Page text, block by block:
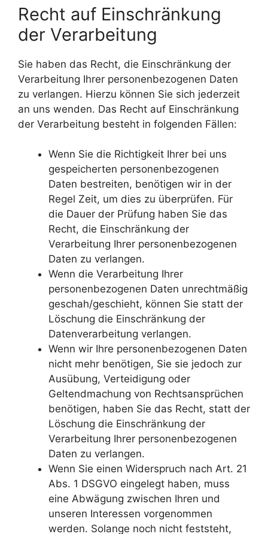
Recht auf Einschränkung
der Verarbeitung
Sie haben das Recht, die Einschränkung der
Verarbeitung Ihrer personenbezogenen Daten
zu verlangen. Hierzu können Sie sich jederzeit
an uns wenden. Das Recht auf Einschränkung
der Verarbeitung besteht in folgenden Fällen:
Wenn Sie die Richtigkeit Ihrer bei uns
gespeicherten personenbezogenen
Daten bestreiten, benötigen wir in der
Regel Zeit, um dies zu überprüfen. Für
die Dauer der Prüfung haben Sie das
Recht, die Einschränkung der
Verarbeitung Ihrer personenbezogenen
Daten zu verlangen.
Wenn die Verarbeitung Ihrer
personenbezogenen Daten unrechtmäßig
geschah/geschieht, können Sie statt der
Löschung die Einschränkung der
Datenverarbeitung verlangen.
Wenn wir Ihre personenbezogenen Daten
nicht mehr benötigen, Sie sie jedoch zur
Ausübung, Verteidigung oder
Geltendmachung von Rechtsansprüchen
benötigen, haben Sie das Recht, statt der
Löschung die Einschränkung der
Verarbeitung Ihrer personenbezogenen
Daten zu verlangen.
Wenn Sie einen Widerspruch nach Art. 21
Abs. 1 DSGVO eingelegt haben, muss
eine Abwägung zwischen Ihren und
unseren Interessen vorgenommen
werden. Solange noch nicht feststeht,